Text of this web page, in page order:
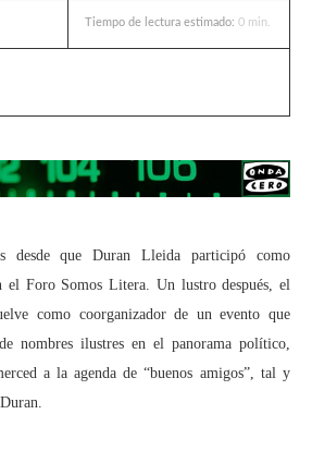
Tiempo de lectura estimado: 0 min.
desde que Duran Lleida participó como
el Foro Somos Litera. Un lustro después, el
como coorganizador de un evento que
nombres ilustres en el panorama político,
a la agenda de “buenos amigos”, tal y